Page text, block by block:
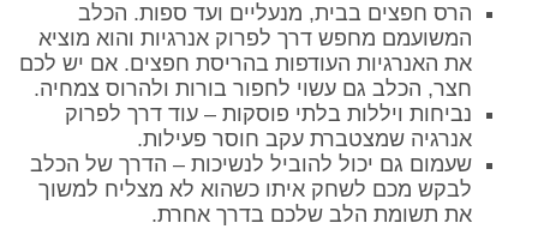
הרס חפצים בבית, מנעליים ועד ספות. הכלב
המשועמם מחפש דרך לפרוק אנרגיות והוא מוציא
את האנרגיות העודפות בהריסת חפצים. אם יש לכם
חצר, הכלב גם עשוי לחפור בורות ולהרוס צמחיה.
נביחות ויללות בלתי פוסקות – עוד דרך לפרוק
אנרגיה שמצטברת עקב חוסר פעילות.
שעמום גם יכול להוביל לנשיכות – הדרך של הכלב
לבקש מכם לשחק איתו כשהוא לא מצליח למשוך
את תשומת הלב שלכם בדרך אחרת.